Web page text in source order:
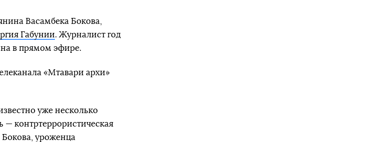
Васамбека Бокова,
Габунии. Журналист год
в прямом эфире.
«Мтавари архи»
уже несколько
контртеррористическая
уроженца